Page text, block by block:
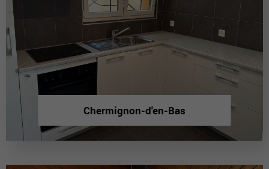
Chermignon-d'en-Bas